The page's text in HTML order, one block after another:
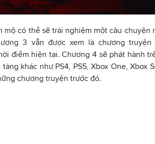
có thể sẽ trải nghiệm một câu chuyện
3 vẫn được xem là chương truyện
điểm hiện tại. Chương 4 sẽ phát hành
khác như PS4, PS5, Xbox One, Xbox
chương truyện trước đó.